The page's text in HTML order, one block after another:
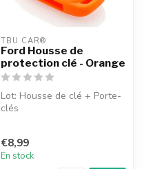
TBU CAR®
Ford Housse de
protection clé - Orange
Lot: Housse de clé + Porte-
clés
€8,99
En stock